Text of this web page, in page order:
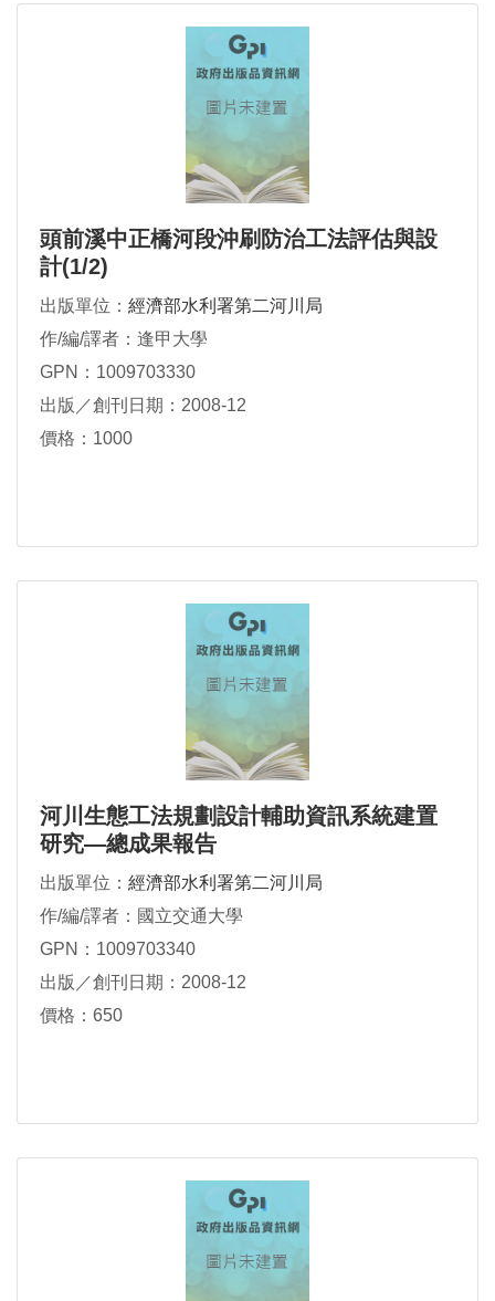
頭前溪中正橋河段沖刷防治工法評估與設
計(1/2)
出版單位： 經濟部水利署第二河川局
作/編/譯者：逢甲大學
GPN：1009703330
出版／創刊日期：2008-12
價格：1000
河川生態工法規劃設計輔助資訊系統建置
研究—總成果報告
出版單位： 經濟部水利署第二河川局
作/編/譯者：國立交通大學
GPN：1009703340
出版／創刊日期：2008-12
價格：650